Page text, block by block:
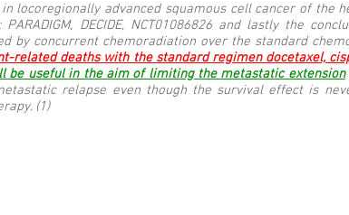
locoregionally advanced squamous cell cancer of the
DECIDE, NCT01086826 and lastly the
by concurrent chemoradiation over the standard
related deaths with the standard regimen docetaxel,
be useful in the aim of limiting the metastatic extension
relapse even though the survival effect is
(1)